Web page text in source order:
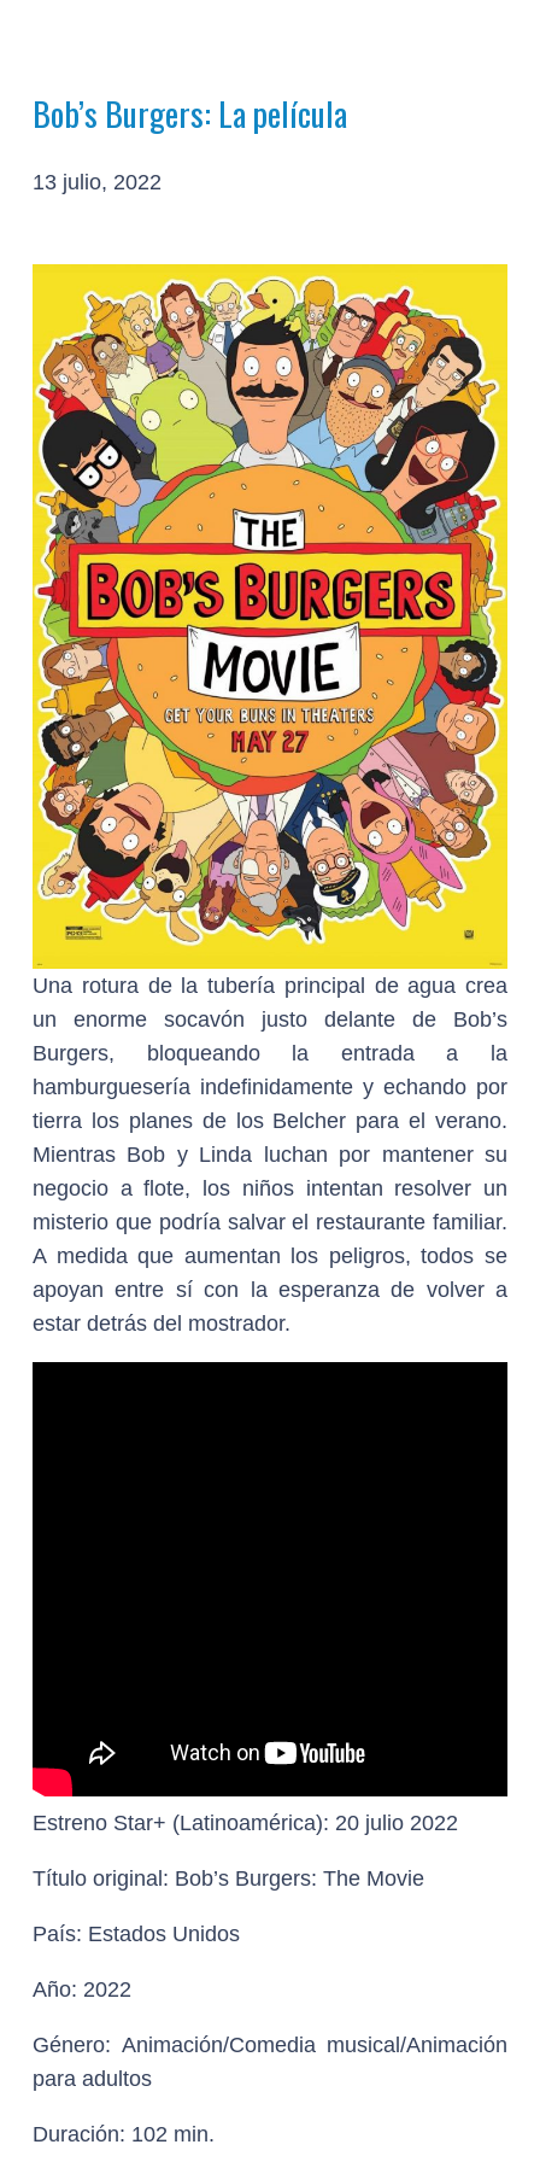
Bob’s Burgers: La película
13 julio, 2022
Una rotura de la tubería principal de agua crea
un enorme socavón justo delante de Bob’s
Burgers, bloqueando la entrada a la
hamburguesería indefinidamente y echando por
tierra los planes de los Belcher para el verano.
Mientras Bob y Linda luchan por mantener su
negocio a flote, los niños intentan resolver un
misterio que podría salvar el restaurante familiar.
A medida que aumentan los peligros, todos se
apoyan entre sí con la esperanza de volver a
estar detrás del mostrador.
Estreno Star+ (Latinoamérica): 20 julio 2022
Título original: Bob’s Burgers: The Movie
País: Estados Unidos
Año: 2022
Género: Animación/Comedia musical/Animación
para adultos
Duración: 102 min.